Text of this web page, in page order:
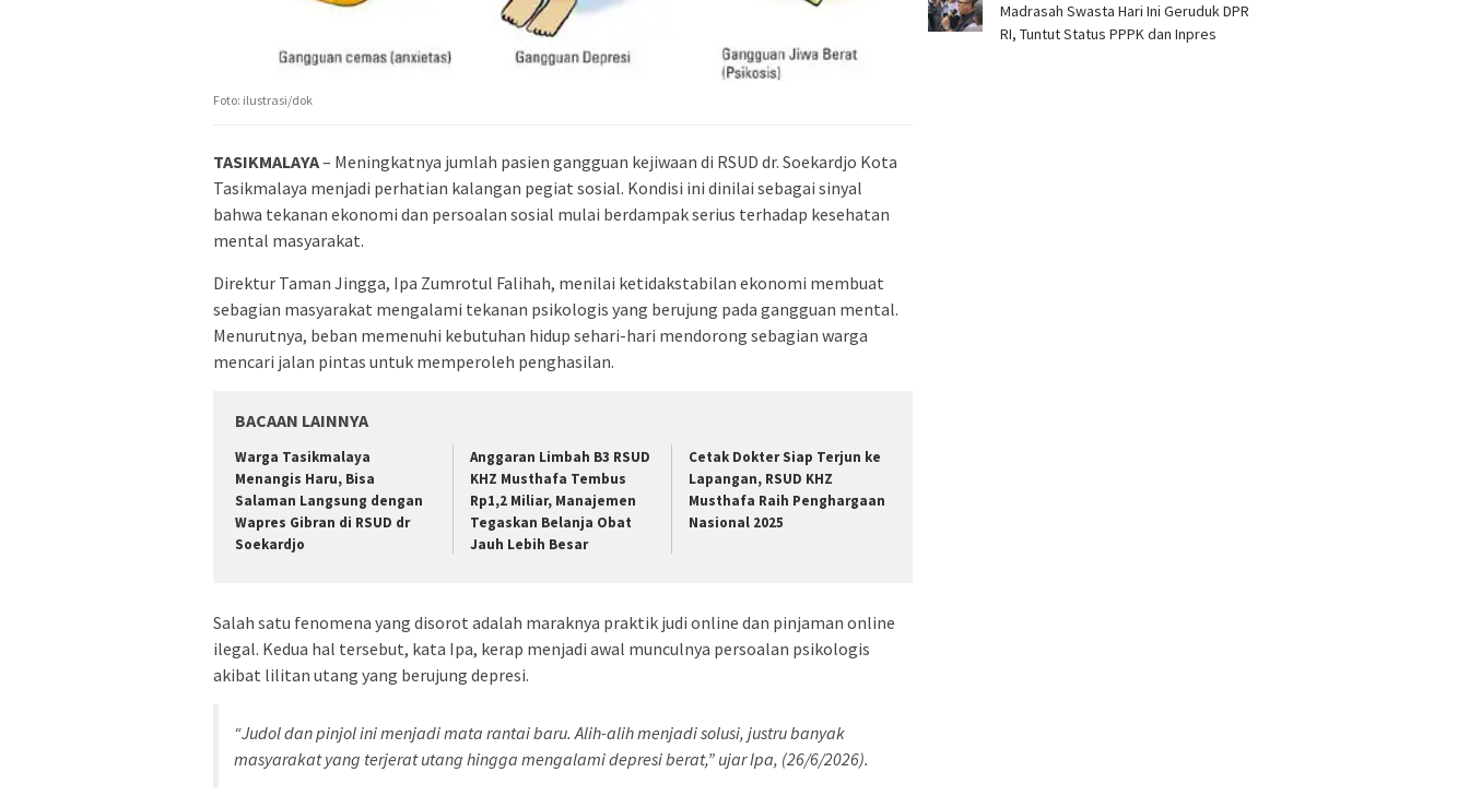
Foto: ilustrasi/dok
TASIKMALAYA– Meningkatnya jumlah pasien gangguan kejiwaan di RSUD dr. Soekardjo Kota
Tasikmalaya menjadi perhatian kalangan pegiat sosial. Kondisi ini dinilai sebagai sinyal
bahwa tekanan ekonomi dan persoalan sosial mulai berdampak serius terhadap kesehatan
mental masyarakat.
Direktur Taman Jingga, Ipa Zumrotul Falihah, menilai ketidakstabilan ekonomi membuat
sebagian masyarakat mengalami tekanan psikologis yang berujung pada gangguan mental.
Menurutnya, beban memenuhi kebutuhan hidup sehari-hari mendorong sebagian warga
mencari jalan pintas untuk memperoleh penghasilan.
BACAAN LAINNYA
Warga Tasikmalaya
Menangis Haru, Bisa
Salaman Langsung dengan
Wapres Gibran di RSUD dr
Soekardjo
Anggaran Limbah B3 RSUD
KHZ Musthafa Tembus
Rp1,2 Miliar, Manajemen
Tegaskan Belanja Obat
Jauh Lebih Besar
Cetak Dokter Siap Terjun ke
Lapangan, RSUD KHZ
Musthafa Raih Penghargaan
Nasional 2025
Salah satu fenomena yang disorot adalah maraknya praktik judi online dan pinjaman online
ilegal. Kedua hal tersebut, kata Ipa, kerap menjadi awal munculnya persoalan psikologis
akibat lilitan utang yang berujung depresi.
“Judol dan pinjol ini menjadi mata rantai baru. Alih-alih menjadi solusi, justru banyak
masyarakat yang terjerat utang hingga mengalami depresi berat,” ujar Ipa, (26/6/2026).
Madrasah Swasta Hari Ini Geruduk DPR
RI, Tuntut Status PPPK dan Inpres